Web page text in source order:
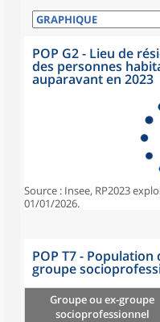
POP G2 - Lieu de
des personnes
auparavant en 2023
Source : Insee, RP2023
01/01/2026.
POP T7 -
groupe
Groupe ou ex-groupe
socioprofessionnel